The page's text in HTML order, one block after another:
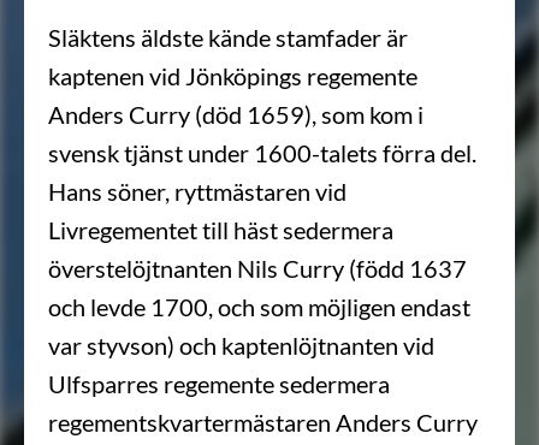
Släktens äldste kände stamfader är
kaptenen vid Jönköpings regemente
Anders Curry (död 1659), som kom i
svensk tjänst under 1600-talets förra del.
Hans söner, ryttmästaren vid
Livregementet till häst sedermera
överstelöjtnanten Nils Curry (född 1637
och levde 1700, och som möjligen endast
var styvson) och kaptenlöjtnanten vid
Ulfsparres regemente sedermera
regementskvartermästaren Anders Curry